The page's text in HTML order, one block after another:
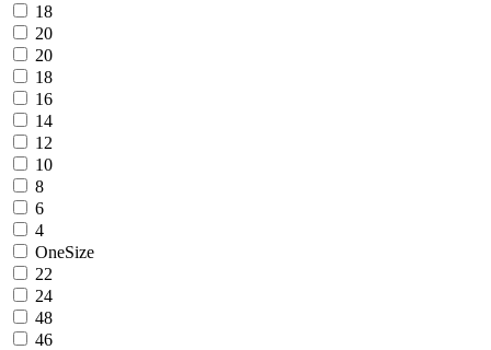
18
20
20
18
16
14
12
10
8
6
4
OneSize
22
24
48
46